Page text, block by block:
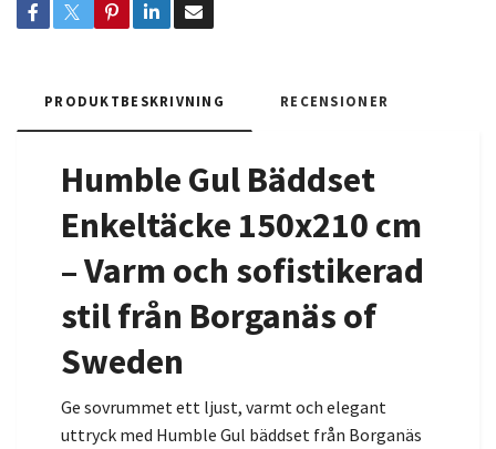
PRODUKTBESKRIVNING RECENSIONER
Humble Gul Bäddset
Enkeltäcke 150x210 cm
– Varm och sofistikerad
stil från Borganäs of
Sweden
Ge sovrummet ett ljust, varmt och elegant
uttryck med Humble Gul bäddset från Borganäs